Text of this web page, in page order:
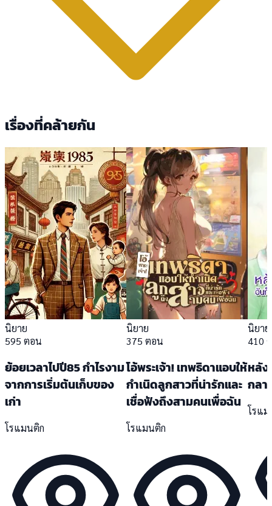
เรื่องที่คล้ายกัน
นิยาย
595 ตอน
ย้อยเวลาไปปี85 กำไรงาม
จากการเริ่มต้นเก็บของ
เก่า
โรแมนติก
นิยาย
375 ตอน
โอ้พระเจ้า! เทพธิดาแอบให้
กำเนิดลูกสาวที่น่ารักและ
เชื่อฟังถึงสามคนเพื่อฉัน
โรแมนติก
นิยาย
410
หลัง
กลา
โรแ